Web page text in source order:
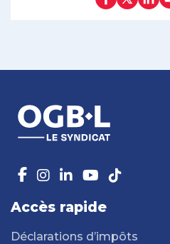
Accès rapide
Déclarations d’impôts